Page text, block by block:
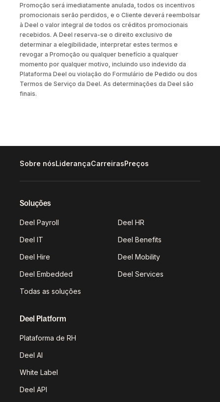
Promoção será imediatamente anulada, todos os incentivos
promocionais serão perdidos, e o Cliente deverá reembolsar
à Deel o valor integral de todos os créditos promocionais
recebidos. A Deel reserva-se o direito exclusivo de
determinar a elegibilidade, interpretar estes termos e
revogar a Promoção ou qualquer benefício a qualquer
momento por qualquer motivo, incluindo uso indevido da
Plataforma Deel ou violação do Formulário de Pedido ou dos
Termos de Serviço da Deel. As determinações da Deel são
finais.
Sobre nósLiderançaCarreirasPreços
Soluções
Deel Payroll Deel HR
Deel IT Deel Benefits
Deel Hire Deel Mobility
Deel Embedded Deel Services
Todas as soluções
Deel Platform
Plataforma de RH
Deel AI
White Label
Deel API